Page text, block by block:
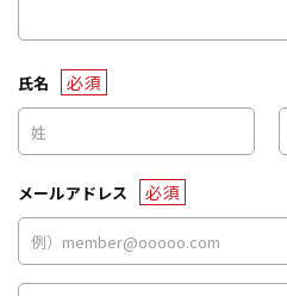
氏名 必須
メールアドレス 必須